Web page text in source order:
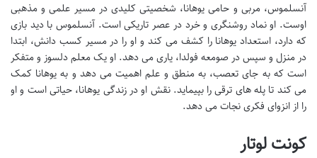
آنسلموس، مربی و حامی یوهانا، شخصیتی کلیدی در مسیر علمی و مذهبی
اوست. او نماد روشنگری و خرد در عصر تاریکی است. آنسلموس با دید بازی
که دارد، استعداد یوهانا را کشف می کند و او را در مسیر کسب دانش، ابتدا
در منزل و سپس در صومعه فولدا، یاری می دهد. او یک معلم دلسوز و متفکر
است که به جای تعصب، به منطق و علم اهمیت می دهد و به یوهانا کمک
می کند تا پله های ترقی را بپیماید. نقش او در زندگی یوهانا، حیاتی است و او
را از انزوای فکری نجات می دهد.
کونت لوتار